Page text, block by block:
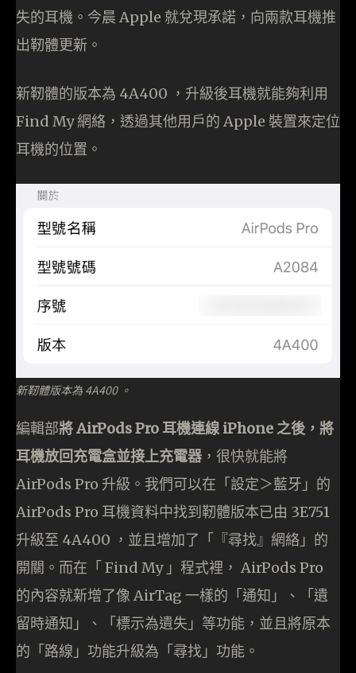
失的耳機。今晨 Apple 就兌現承諾，向兩款耳機推
出靭體更新。
新靭體的版本為 4A400 ，升級後耳機就能夠利用
Find My 網絡，透過其他用戶的 Apple 裝置來定位
耳機的位置。
新靭體版本為 4A400 。
編輯部將 AirPods Pro 耳機連線 iPhone 之後，將
耳機放回充電盒並接上充電器 ，很快就能將
AirPods Pro 升級。我們可以在「設定＞藍牙」的
AirPods Pro 耳機資料中找到靭體版本已由 3E751
升級至 4A400 ，並且增加了「『尋找』網絡」的
開關。而在「 Find My 」程式裡， AirPods Pro
的內容就新增了像 AirTag 一樣的「通知」、「遺
留時通知」、「標示為遺失」等功能，並且將原本
的「路線」功能升級為「尋找」功能。